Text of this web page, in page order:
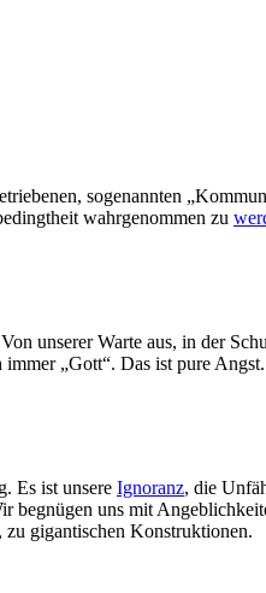
sogenannten
wahrgenommen zu
unserer Warte aus, in der
„Gott“. Das ist pure
Es ist unsere Ignoranz, die
begnügen uns mit
gigantischen Konstruktionen.